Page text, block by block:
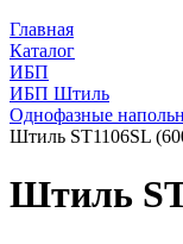
Главная
Каталог
ИБП
ИБП Штиль
Однофазные
Штиль ST1106SL
Штиль